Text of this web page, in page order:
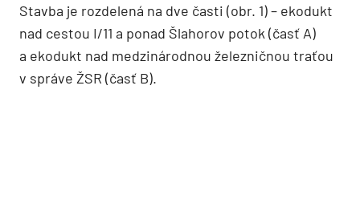
Stavba je rozdelená na dve časti (obr. 1) – ekodukt
nad cestou I/11 a ponad Šlahorov potok (časť A)
a ekodukt nad medzinárodnou železničnou traťou
v správe ŽSR (časť B).